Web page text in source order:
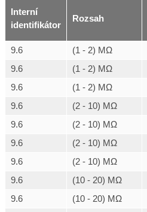
Interní
identifikátor
Rozsah
9.6 (1 - 2) MΩ
9.6
(1 - 2) MΩ
9.6
(1 - 2) MΩ
9.6
(2 - 10) MΩ
9.6
(2 - 10) MΩ
9.6
(2 - 10) MΩ
9.6
(2 - 10) MΩ
9.6
(10 - 20) MΩ
9.6
(10 - 20) MΩ